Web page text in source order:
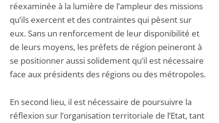
réexaminée à la lumière de l’ampleur des missions
qu’ils exercent et des contraintes qui pèsent sur
eux. Sans un renforcement de leur disponibilité et
de leurs moyens, les préfets de région peineront à
se positionner aussi solidement qu’il est nécessaire
face aux présidents des régions ou des métropoles.
En second lieu, il est nécessaire de poursuivre la
réflexion sur l’organisation territoriale de l’Etat, tant